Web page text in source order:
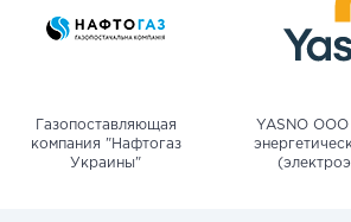
Газопоставляющая
компания "Нафтогаз
Украины"
YASNO